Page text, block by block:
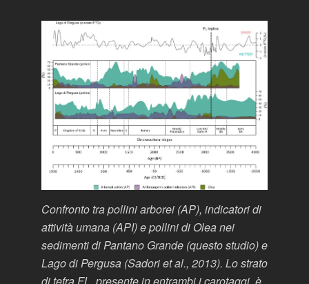
Confronto tra pollini arborei (AP), indicatori di
attività umana (API) e pollini di Olea nei
sedimenti di Pantano Grande (questo studio) e
Lago di Pergusa (Sadori et al., 2013). Lo strato